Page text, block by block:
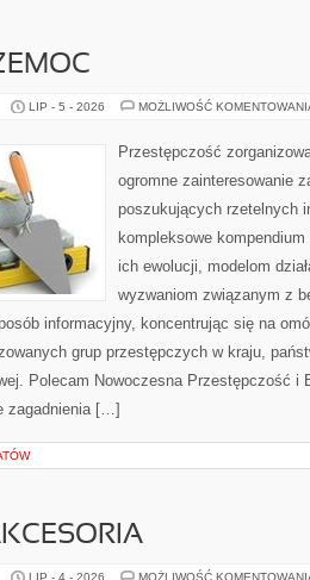
LIP - 5 - 2026 MOŻLIWOŚĆ
Przestępczość
ogromne zainteresowanie
poszukujących rzetelnych
kompleksowe
ich ewolucji, modelom
wyzwaniom związanym z
informacyjny, koncentrując się na
grup przestępczych w kraju,
Polecam Nowoczesna Przestępczość i
zagadnienia […]
LIP - 4 - 2026 MOŻLIWOŚĆ